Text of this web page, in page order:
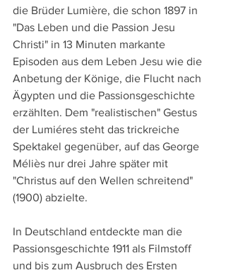
die Brüder Lumière, die schon 1897 in
"Das Leben und die Passion Jesu
Christi" in 13 Minuten markante
Episoden aus dem Leben Jesu wie die
Anbetung der Könige, die Flucht nach
Ägypten und die Passionsgeschichte
erzählten. Dem "realistischen" Gestus
der Lumiéres steht das trickreiche
Spektakel gegenüber, auf das George
Méliès nur drei Jahre später mit
"Christus auf den Wellen schreitend"
(1900) abzielte.
In Deutschland entdeckte man die
Passionsgeschichte 1911 als Filmstoff
und bis zum Ausbruch des Ersten